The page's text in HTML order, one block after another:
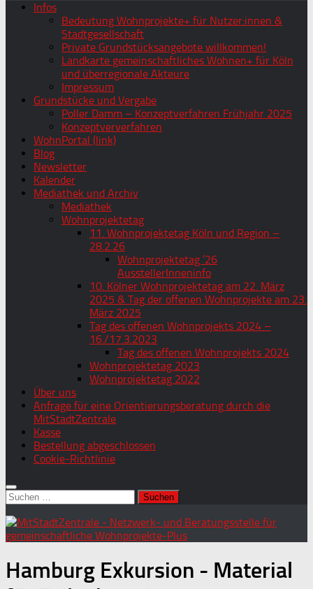
Infos
Bedeutung Wohnprojekte+ für Nutzer:innen &
Stadtgesellschaft
Private Grundstücksangebote willkommen!
Landkarte gemeinschaftliches Wohnen+ für Köln
und überregionale Akteure
Impressum
Grundstücke und Vergabe
Poller Damm – Konzeptverfahren Frühjahr 2025
Konzeptververfahren
WohnPortal (link)
Blog
Newsletter
Kalender
Mediathek und Archiv
Mediathek
Wohnprojektetag
11. Wohnprojektetag Köln und Region –
28.2.26
Wohnprojektetag ’26
AusstellerInneninfo
10. Kölner Wohnprojektetag am 22. März
2025 & Tag der offenen Wohnprojekte am 23.
März 2025
Tag des offenen Wohnprojekts 2024 –
16./17.3.2023
Tag des offenen Wohnprojekts 2024
Wohnprojektetag 2023
Wohnprojektetag 2022
Über uns
Anfrage für eine Orientierungsberatung durch die
MitStadtZentrale
Kasse
Bestellung abgeschlossen
Cookie-Richtlinie
Suchen
nach:
Hamburg Exkursion - Material